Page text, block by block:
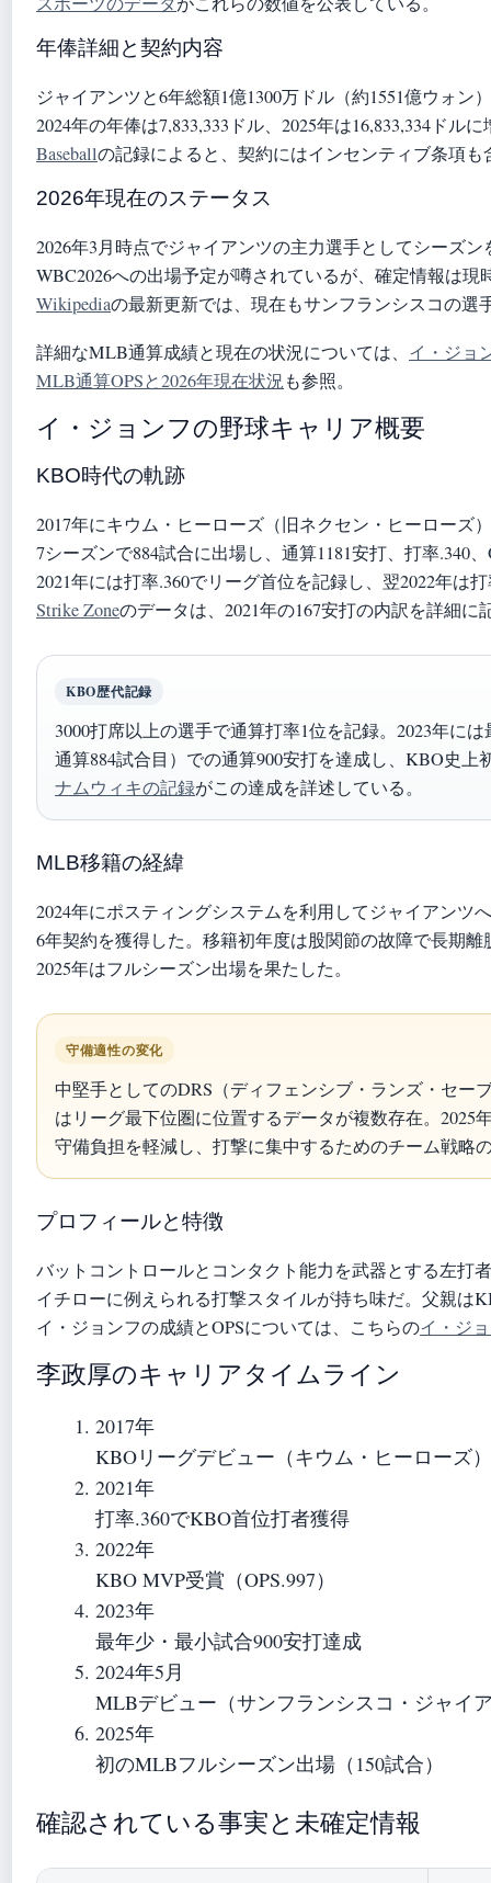
年俸詳細と契約内容
ジャイアンツと6年総額1億1300万ドル（約1551億ウォン
2024年の年俸は7,833,333ドル、2025年は16,833,334ドル
Baseballの記録によると、契約にはインセンティブ条項も
2026年現在のステータス
2026年3月時点でジャイアンツの主力選手としてシーズン
WBC2026への出場予定が噂されているが、確定情報は現
Wikipediaの最新更新では、現在もサンフランシスコの選
詳細なMLB通算成績と現在の状況については、 イ・ジョ
MLB通算OPSと2026年現在状況も参照。
イ・ジョンフの野球キャリア概要
KBO時代の軌跡
2017年にキウム・ヒーローズ（旧ネクセン・ヒーローズ
7シーズンで884試合に出場し、通算1181安打、打率.340
2021年には打率.360でリーグ首位を記録し、翌2022年は
Strike Zoneのデータは、2021年の167安打の内訳を詳細に
KBO歴代記録
3000打席以上の選手で通算打率1位を記録。2023年に
通算884試合目）での通算900安打を達成し、KBO史上
ナムウィキの記録がこの達成を詳述している。
MLB移籍の経緯
2024年にポスティングシステムを利用してジャイアンツ
6年契約を獲得した。移籍初年度は股関節の故障で長期
2025年はフルシーズン出場を果たした。
守備適性の変化
中堅手としてのDRS（ディフェンシブ・ランズ・セー
はリーグ最下位圏に位置するデータが複数存在。2025
守備負担を軽減し、打撃に集中するためのチーム戦略
プロフィールと特徴
バットコントロールとコンタクト能力を武器とする左打
イチローに例えられる打撃スタイルが持ち味だ。父親は
イ・ジョンフの成績とOPSについては、こちらのイ・ジ
李政厚のキャリアタイムライン
2017年
KBOリーグデビュー（キウム・ヒーローズ）
2021年
打率.360でKBO首位打者獲得
2022年
KBO MVP受賞（OPS.997）
2023年
最年少・最小試合900安打達成
2024年5月
MLBデビュー（サンフランシスコ・ジャイ
2025年
初のMLBフルシーズン出場（150試合）
確認されている事実と未確定情報